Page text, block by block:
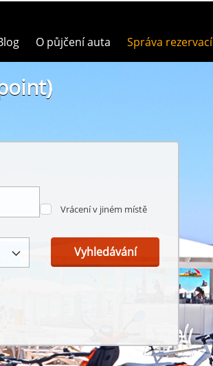
O půjčení auta Správa rezervací
Vrácení v jiném místě
Vyhledávání